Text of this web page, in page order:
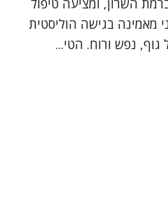
השרון, ומציעה טיפול
מאמינה בגישה הוליסטית
נפש ורוח. הטי...